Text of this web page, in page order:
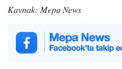
Kaynak: Mepa News